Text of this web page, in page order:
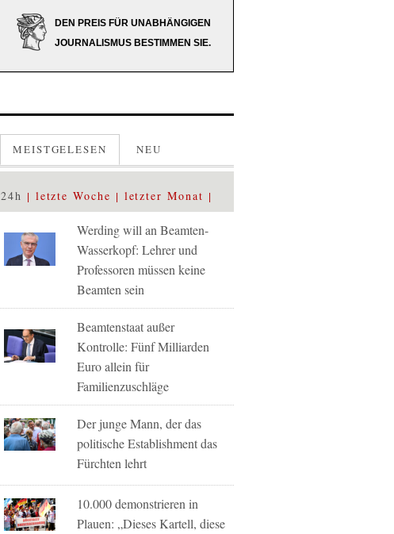
DEN PREIS FÜR UNABHÄNGIGEN
JOURNALISMUS BESTIMMEN SIE.
MEISTGELESEN NEU
24h letzte Woche letzter Monat
Werding will an Beamten-
Wasserkopf: Lehrer und
Professoren müssen keine
Beamten sein
Beamtenstaat außer
Kontrolle: Fünf Milliarden
Euro allein für
Familienzuschläge
Der junge Mann, der das
politische Establishment das
Fürchten lehrt
10.000 demonstrieren in
Plauen: „Dieses Kartell, diese